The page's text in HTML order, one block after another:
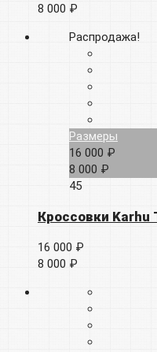
8 000 ₽
Распродажа!
Размеры
16 000 ₽
8 000 ₽
45
Кроссовки Karhu
16 000 ₽
8 000 ₽